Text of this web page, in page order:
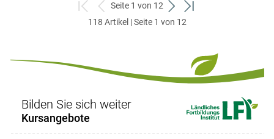
zum
ersten
zurück
zum
Seite 1 von 12
weiter
zum
zum
118 Artikel | Seite 1 von 12
Bilden Sie sich weiter
Kursangebote